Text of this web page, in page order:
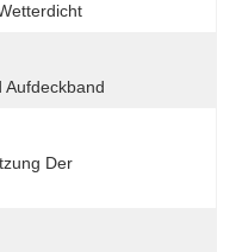
Aufdeckband
Der